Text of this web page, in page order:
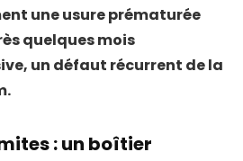
uneusure prématurée
quelques mois
un défaut récurrent de la
: un boîtier